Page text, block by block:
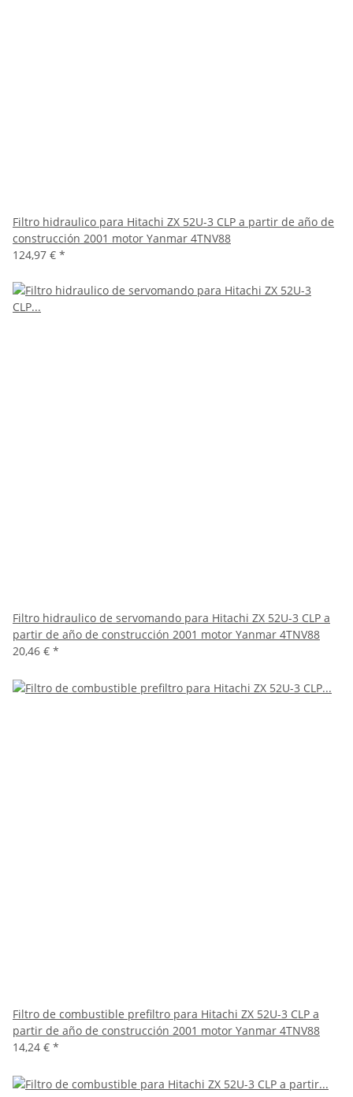
Filtro hidraulico para Hitachi ZX 52U-3 CLP a partir de año de
construcción 2001 motor Yanmar 4TNV88
124,97 € *
Filtro hidraulico de servomando para Hitachi ZX 52U-3 CLP a
partir de año de construcción 2001 motor Yanmar 4TNV88
20,46 € *
Filtro de combustible prefiltro para Hitachi ZX 52U-3 CLP a
partir de año de construcción 2001 motor Yanmar 4TNV88
14,24 € *